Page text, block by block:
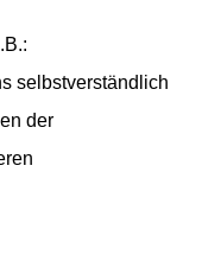
selbstverständlich
der